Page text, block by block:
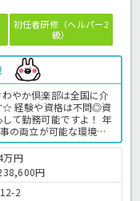
初任者研修（ヘルパー2
級）
やか倶楽部は全国に介
☆ 経験や資格は不問◎資
て勤務可能ですよ！ 年
の両立が可能な環境に
可能で、65歳以降も条
求人が気になる方は是
人ホームでの介護業務
の求人＞
万円
円
2